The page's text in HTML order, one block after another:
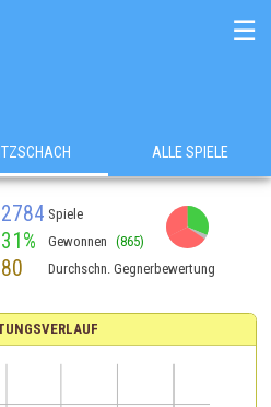
☰
ALLE SPIELE
2784 Spiele
31% Gewonnen (865)
80 Durchschn. Gegnerbewertung